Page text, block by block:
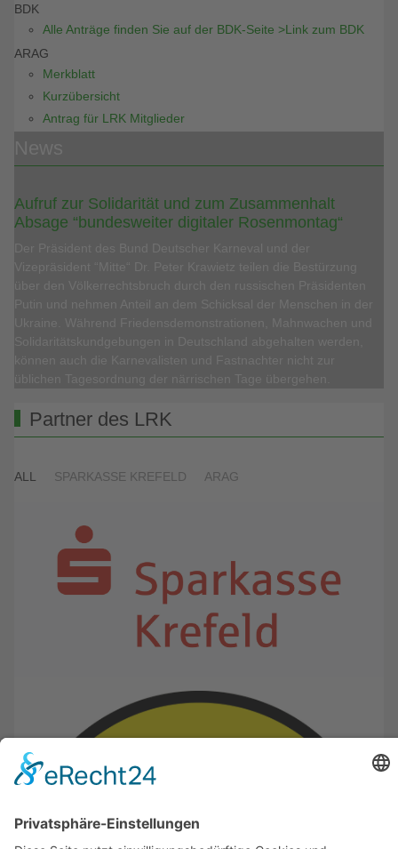
BDK
Alle Anträge finden Sie auf der BDK-Seite >Link zum BDK
ARAG
Merkblatt
Kurzübersicht
Antrag für LRK Mitglieder
Aufruf zur Solidarität und zum Zusammenhalt
Absage “bundesweiter digitaler Rosenmontag“
Partner des LRK
ALL SPARKASSE KREFELD ARAG